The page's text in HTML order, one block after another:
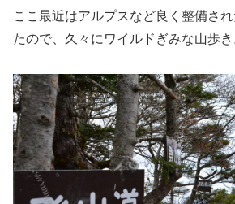
ここ最近はアルプスなど良く整備さ
たので、久々にワイルドぎみな山歩き